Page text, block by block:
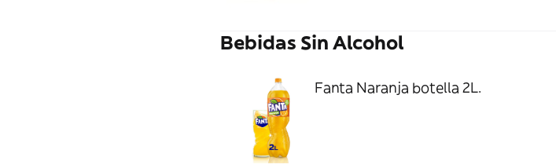
Bebidas Sin Alcohol
Fanta Naranja botella 2L.